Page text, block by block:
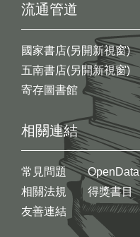
流通管道
國家書店(另開新視窗)
五南書店(另開新視窗)
寄存圖書館
相關連結
常見問題
相關法規
友善連結
OpenData
得獎書目